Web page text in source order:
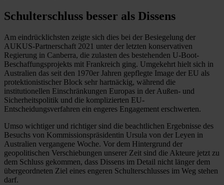
Schulterschluss besser als Dissens
Am eindrücklichsten zeigte sich dies bei der Besiegelung der
AUKUS-Partnerschaft 2021 unter der letzten konservativen
Regierung in Canberra, die zulasten des bestehenden U-Boot-
Beschaffungsprojekts mit Frankreich ging. Umgekehrt hielt sich in
Australien das seit den 1970er Jahren gepflegte Image der EU als
protektionistischer Block sehr hartnäckig, während die
institutionellen Einschränkungen Europas in der Außen- und
Sicherheitspolitik und die komplizierten EU-
Entscheidungsverfahren ein engeres Engagement erschwerten.
Umso wichtiger und richtiger sind die beachtlichen Ergebnisse des
Besuchs von Kommissionspräsidentin Ursula von der Leyen in
Australien vergangene Woche. Vor dem Hintergrund der
geopolitischen Verschiebungen unserer Zeit sind die Akteure jetzt zu
dem Schluss gekommen, dass Dissens im Detail nicht länger dem
übergeordneten Ziel eines engeren Schulterschlusses im Weg stehen
darf.